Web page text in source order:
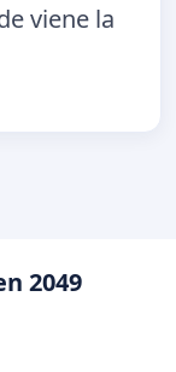
viene la
2049